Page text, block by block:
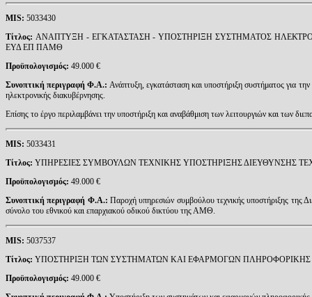
MIS: 5033430
Τίτλος: ΑΝΑΠΤΥΞΗ - ΕΓΚΑΤΑΣΤΑΣΗ - ΥΠΟΣΤΗΡΙΞΗ ΣΥΣΤΗΜΑΤΟΣ
ΕΥΔ ΕΠ ΠΑΜΘ
Προϋπολογισμός: 49.000 €
Συνοπτική περιγραφή Φ.Α.: Ανάπτυξη, εγκατάσταση και υποστήριξη συστήματος για
ηλεκτρονικής διακυβέρνησης.
Επίσης το έργο περιλαμβάνει την υποστήριξη και αναβάθμιση των λειτουργιών και
MIS: 5033431
Τίτλος: ΥΠΗΡΕΣΙΕΣ ΣΥΜΒΟΥΛΩΝ ΤΕΧΝΙΚΗΣ ΥΠΟΣΤΗΡΙΞΗΣ ΔΙΕΥΘΥΝΣΗΣ
Προϋπολογισμός: 49.000 €
Συνοπτική περιγραφή Φ.Α.: Παροχή υπηρεσιών συμβούλου τεχνικής υποστήριξης της
σύνολο του εθνικού και επαρχιακού οδικού δικτύου της ΑΜΘ.
MIS: 5037537
Τίτλος: ΥΠΟΣΤΗΡΙΞΗ ΤΩΝ ΣΥΣΤΗΜΑΤΩΝ ΚΑΙ ΕΦΑΡΜΟΓΩΝ
Προϋπολογισμός: 49.000 €